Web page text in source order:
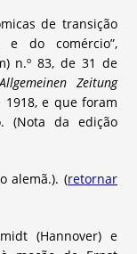
de transição
do comércio”,
n.º 83, de 31 de
Zeitung
1918, e que foram
(Nota da edição
alemã.). (retornar
(Hannover) e